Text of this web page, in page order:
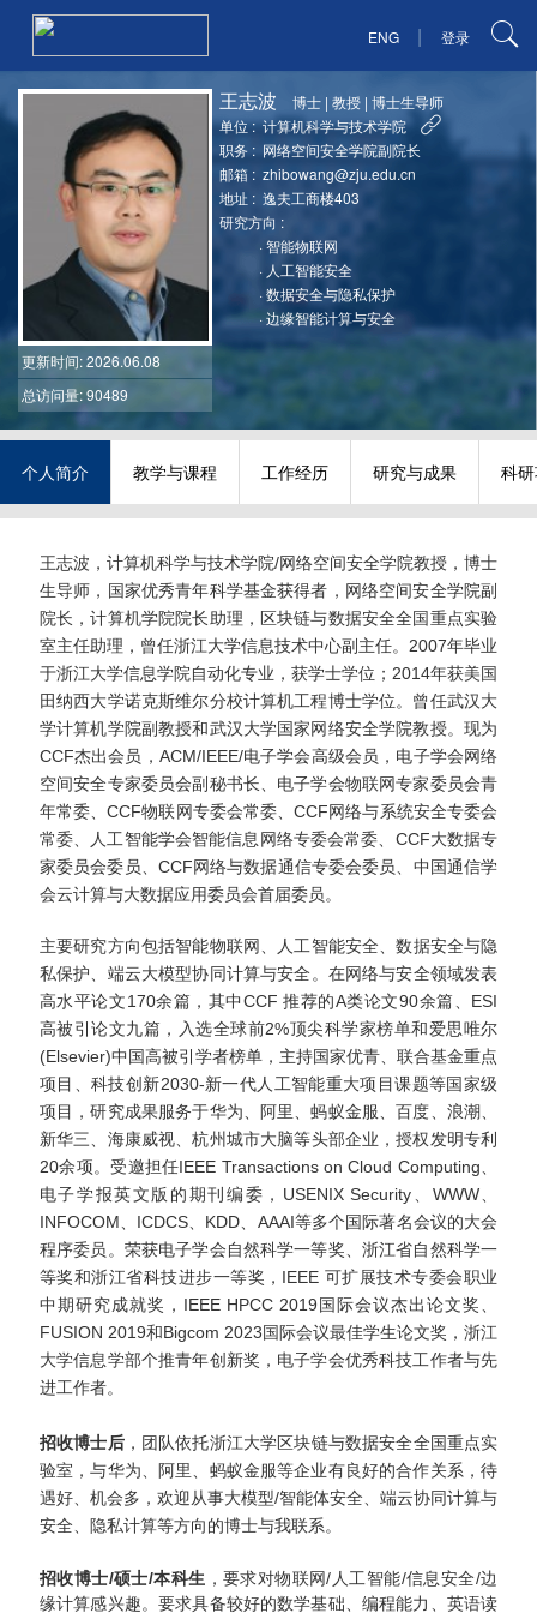
ENG | 登录
更新时间: 2026.06.08
总访问量: 90489
王志波 博士 |教授 |博士生导师
单位 : 计算机科学与技术学院
职务 : 网络空间安全学院副院长
邮箱 : zhibowang@zju.edu.cn
地址 : 逸夫工商楼403
研究方向 :
·智能物联网
· 人工智能安全
·数据安全与隐私保护
·边缘智能计算与安全
个人简介 教学与课程 工作经历 研究与成果 科
王志波，计算机科学与技术学院/网络空间安全学院教授，博士
生导师，国家优秀青年科学基金获得者，网络空间安全学院副
院长，计算机学院院长助理，区块链与数据安全全国重点实验
室主任助理， 曾任浙江大学信息技术中心副主任。 2007年毕业
于浙江大学信息学院自动化专业，获学士学位；2014年获美国
田纳西大学诺克斯维尔分校计算机工程博士学位。曾任武汉大
学计算机学院副教授和武汉大学国家网络安全学院教授。现为
CCF杰出会员，ACM/IEEE/电子学会高级会员， 电子学会网络
空间安全专家委员会副秘书长、电子学会物联网专家委员会青
年常委、CCF物联网专委会常委、CCF网络与系统安全专委会
常委、人工智能学会智能信息网络专委会常委、CCF大数据专
家委员会委员、CCF网络与数据通信专委会委员、中国通信学
会云计算与大数据应用委员会首届委员。
主要研究方向包括智能物联网、
人工智能安全、数据安全与隐
私保护、 端云大模型协同计算与安全。在网络与安全领域发表
高水平论文170余篇，其中CCF 推荐的A类论文90余篇、ESI
高被引论文九篇，入选全球前2%顶尖科学家榜单和爱思唯尔
(Elsevier)中国高被引学者榜单， 主持国家优青、联合基金重点
项目、科技创新2030-新一代人工智能重大项目课题等国家级
项目，研究成果服务于华为、阿里、蚂蚁金服、百度、浪潮、
新华三、海康威视、杭州城市大脑等头部企业，授权发明专利
20余项。受邀担任IEEE Transactions on Cloud Computing、
电子学报英文版的期刊编委，USENIX Security、WWW、
INFOCOM、ICDCS、KDD、AAAI等多个国际著名会议的大会
程序委员。荣获电子学会自然科学一等奖、浙江省自然科学一
等奖和浙江省科技进步一等奖，IEEE 可扩展技术专委会职业
中期研究成就奖，IEEE HPCC 2019国际会议杰出论文奖、
FUSION 2019和Bigcom 2023国际会议最佳学生论文奖，浙江
大学信息学部个推青年创新奖，电子学会优秀科技工作者与先
进工作者。
招收博士后，团队依托浙江大学区块链与数据安全全国重点实
验室，与华为、阿里、蚂蚁金服等企业有良好的合作关系，待
遇好、机会多， 欢迎从事大模型/智能体安全、端云协同计算与
安全、 隐私计算等方向的博士与我联系。
招收博士/硕士/本科生 ，要求对物联网/人工智能/信息安全/边
缘计算感兴趣。要求具备较好的数学基础、编程能力、英语读